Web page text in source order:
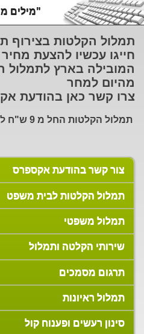
"מילים
תמלול הקלטות בצירוף
המובילה בארץ לתמלול
מהיום למחר
צרו קשר כאן בהודעת
תמלול הקלטות החל מ 9 ש"ח לכל עמוד!
צור קשר בהודעת אקספרס
תמלול הקלטות לבית משפט
תמלול משפטי
שירותי הקלטה ותמלול
תרגום מסמכים
תמלול ראיונות
סינון רעשים ופענוח קול